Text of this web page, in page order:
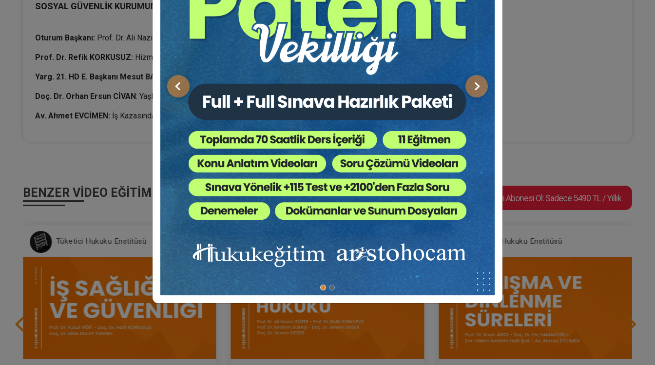
Önceki Sonraki
SOSYAL GÜVENLİK KURUMUNUN TARAF OLDUĞU DAVALAR ZİRVESİ VİDEO KAYDI
Oturum Başkanı: Prof. Dr. Ali Nazım SÖZER
Prof. Dr. Refik KORKUSUZ: Hizmet Tespit Davalarında Süreler ve İspat
Yarg. 21. HD E. Başkanı Mesut BALCI: Şirket Ortaklığından Kaynaklanan Prim Borçları İle İlgili Sorunlar
Doç. Dr. Orhan Ersun CİVAN: Yaşlılık Aylığı ile İlgili Fazla ve Yersiz Ödemeler
Av. Ahmet EVCİMEN: İş Kazasından Kaynaklı Kurum Rücularında Hesaplama
BENZER VIDEO EĞITIMLER Video Eğitim Abonesi Ol: Sadece 5490 TL / Yıllık
Tüketici Hukuku Enstitüsü Tüketici Hukuku Enstitüsü